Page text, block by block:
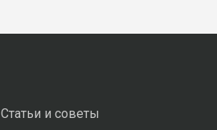
Статьи и советы